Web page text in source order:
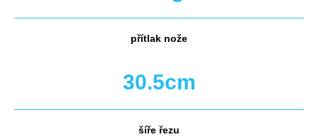
přítlak nože
30.5cm
šíře řezu